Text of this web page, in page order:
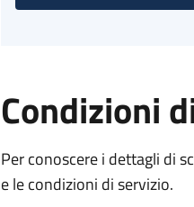
Condizioni
Per conoscere i dettagli di
e le condizioni di servizio.